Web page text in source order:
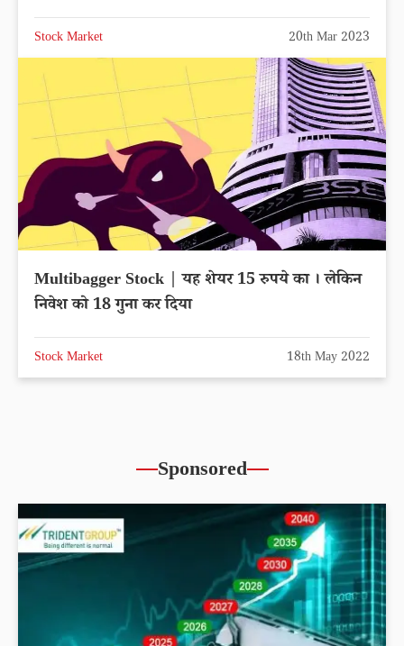
Stock Market 20th Mar 2023
Multibagger Stock | यह शेयर 15 रुपये का । लेकिन
निवेश को 18 गुना कर दिया
Stock Market 18th May 2022
Sponsored